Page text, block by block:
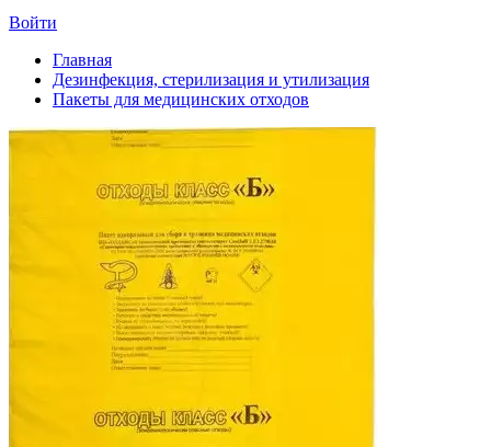
Войти
Главная
Дезинфекция, стерилизация и утилизация
Пакеты для медицинских отходов